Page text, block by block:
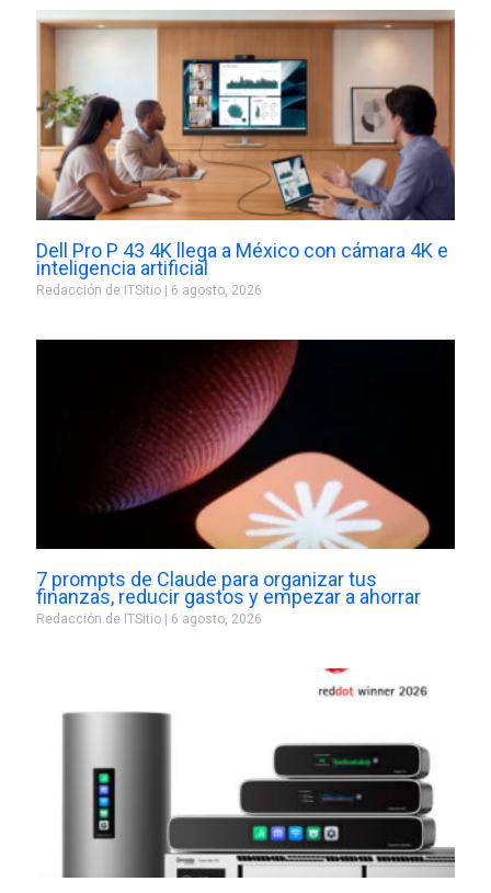
Dell Pro P 43 4K llega a México con cámara 4K e
inteligencia artificial
Redacción de ITSitio 6 agosto, 2026
7 prompts de Claude para organizar tus
finanzas, reducir gastos y empezar a ahorrar
Redacción de ITSitio 6 agosto, 2026